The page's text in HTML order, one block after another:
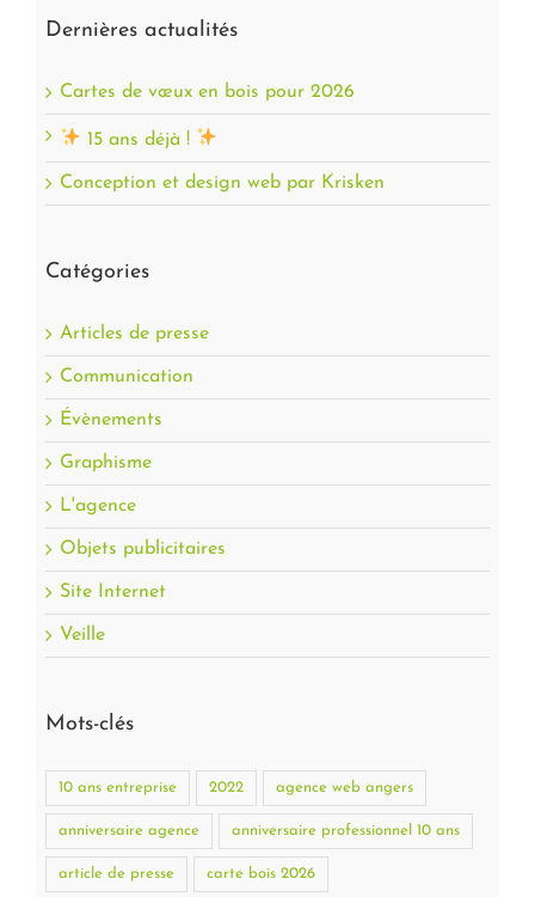
Dernières actualités
Cartes de vœux en bois pour 2026
15 ans déjà !
Conception et design web par Krisken
Catégories
Articles de presse
Communication
Évènements
Graphisme
L'agence
Objets publicitaires
Site Internet
Veille
Mots-clés
10 ans entreprise 2022 agence web angers
anniversaire agence anniversaire professionnel 10 ans
article de presse carte bois 2026